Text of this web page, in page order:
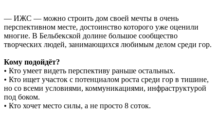
— ИЖС — можно строить дом своей мечты в очень
перспективном месте, достоинство которого уже оценили
многие. В Бельбекской долине большое сообщество
творческих людей, занимающихся любимым делом среди гор.
Кому подойдёт?
• Кто умеет видеть перспективу раньше остальных.
• Кто ищет участок с потенциалом роста среди гор в тишине,
но со всеми условиями, коммуникациями, инфраструктурой
под боком.
• Кто хочет место силы, а не просто 8 соток.